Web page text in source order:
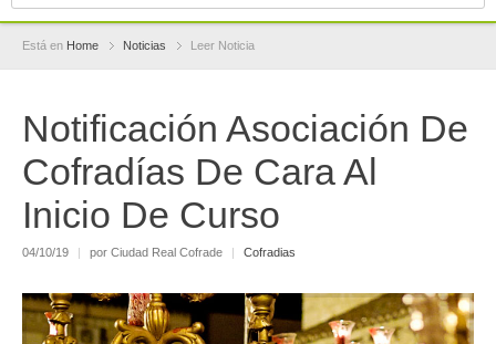
Está en Home Noticias Leer Noticia
Notificación Asociación De
Cofradías De Cara Al
Inicio De Curso
04/10/19 | por Ciudad Real Cofrade | Cofradias